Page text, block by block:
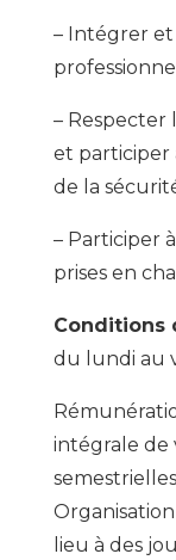
– Intégrer
– Respecter
et participer
de la
– Participer
prises en
Conditions
du lundi au
intégrale de
lieu à des